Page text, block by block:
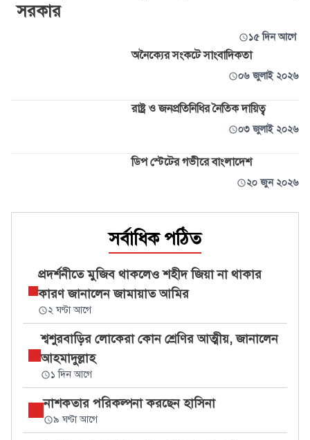
সরকার
১৫ দিন আগে
অনৈক্যের সংকটে সাংবাদিকতা
০৬ জুলাই ২০২৬
রাষ্ট্র ও জনপ্রতিনিধির নৈতিক দায়িত্ব
০৩ জুলাই ২০২৬
ডিপ স্টেটের গভীরে বাংলাদেশ
২০ জুন ২০২৬
সর্বাধিক পঠিত
প্রদর্শনীতে মুজিব থাকলেও শহীদ জিয়া না থাকার
কারণ জানালেন জামায়াত আমির
২ ঘণ্টা আগে
শ্বশুরবাড়ির লোকেরা কোন শ্রেণির আত্মীয়, জানালেন
আহমাদুল্লাহ
১ দিন আগে
নাশকতার পরিকল্পনা করছেন হাসিনা
৯ ঘণ্টা আগে